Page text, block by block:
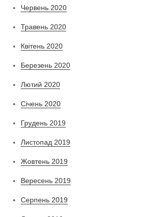
Червень 2020
Травень 2020
Квітень 2020
Березень 2020
Лютий 2020
Січень 2020
Грудень 2019
Листопад 2019
Жовтень 2019
Вересень 2019
Серпень 2019